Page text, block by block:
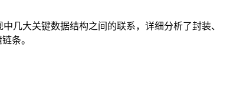
几大关键数据结构之间的联系，详细分析了封装、
条。